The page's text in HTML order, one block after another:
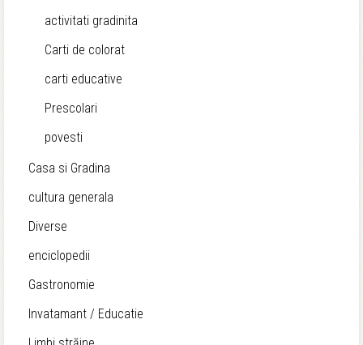
activitati gradinita
Carti de colorat
carti educative
Prescolari
povesti
Casa si Gradina
cultura generala
Diverse
enciclopedii
Gastronomie
Invatamant / Educatie